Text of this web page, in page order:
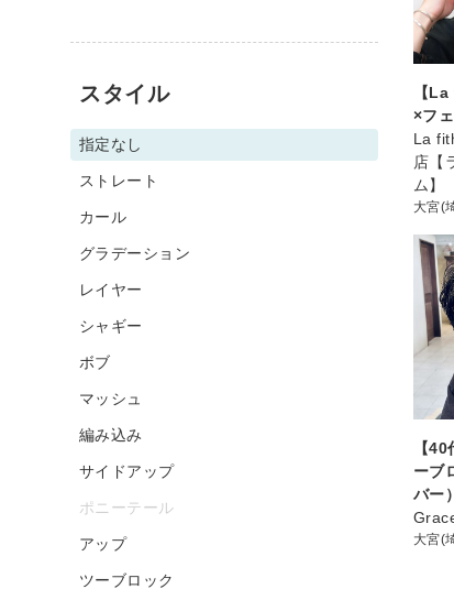
【
×フ
La
店【
ム】
大宮(
【
ーブ
バー）
大宮(
スタイル
指定なし
ストレート
カール
グラデーション
レイヤー
シャギー
ボブ
マッシュ
編み込み
サイドアップ
ポニーテール
アップ
ツーブロック